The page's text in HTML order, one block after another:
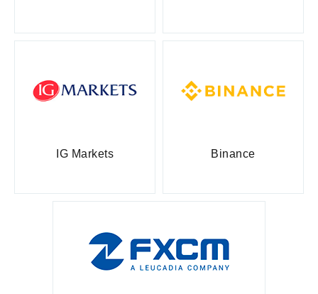
IG Markets Binance